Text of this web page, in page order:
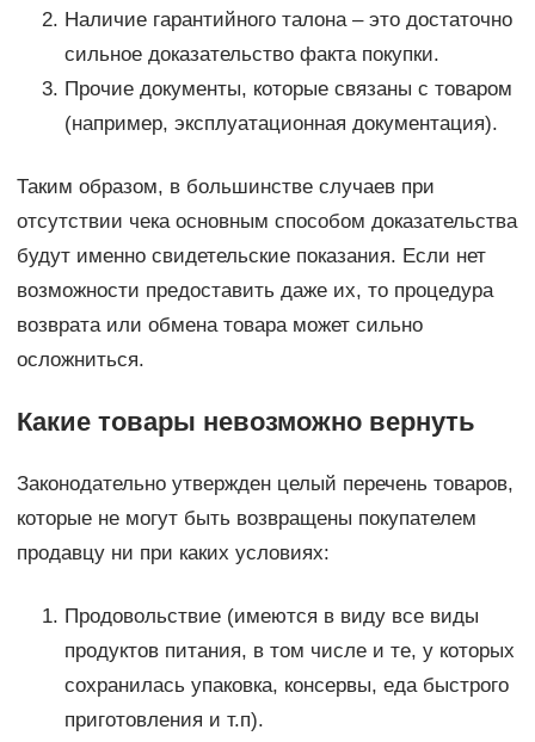
Наличие гарантийного талона – это достаточно
сильное доказательство факта покупки.
Прочие документы, которые связаны с товаром
(например, эксплуатационная документация).
Таким образом, в большинстве случаев при
отсутствии чека основным способом доказательства
будут именно свидетельские показания. Если нет
возможности предоставить даже их, то процедура
возврата или обмена товара может сильно
осложниться.
Какие товары невозможно вернуть
Законодательно утвержден целый перечень товаров,
которые не могут быть возвращены покупателем
продавцу ни при каких условиях:
Продовольствие (имеются в виду все виды
продуктов питания, в том числе и те, у которых
сохранилась упаковка, консервы, еда быстрого
приготовления и т.п).